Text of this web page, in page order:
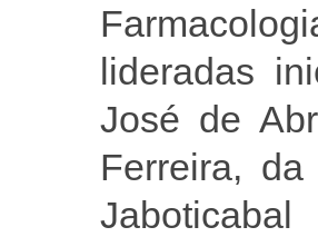
lideradas
José de
Ferreira,